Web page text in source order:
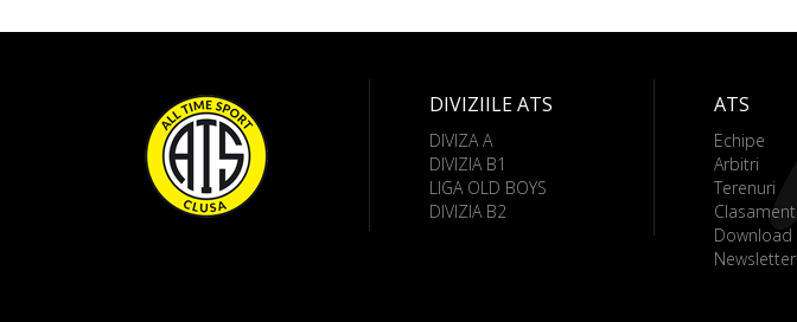
DIVIZIILE ATS
DIVIZA A
DIVIZIA B1
LIGA OLD BOYS
DIVIZIA B2
ATS
Echipe
Arbitri
Terenuri
Clasament
Download
Newsletter